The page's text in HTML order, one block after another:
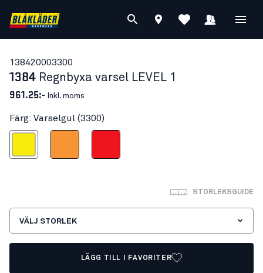
138420003300
1384 Regnbyxa varsel LEVEL 1
961.25:- Inkl. moms
Färg: Varselgul (3300)
STORLEKSGUIDE
VÄLJ STORLEK
LÄGG TILL I FAVORITER